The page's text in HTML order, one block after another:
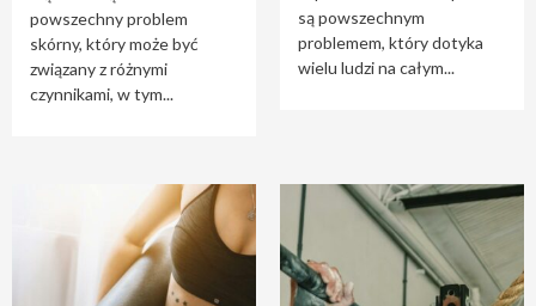
powszechny problem
skórny, który może być
związany z różnymi
czynnikami, w tym...
są powszechnym
problemem, który dotyka
wielu ludzi na całym...